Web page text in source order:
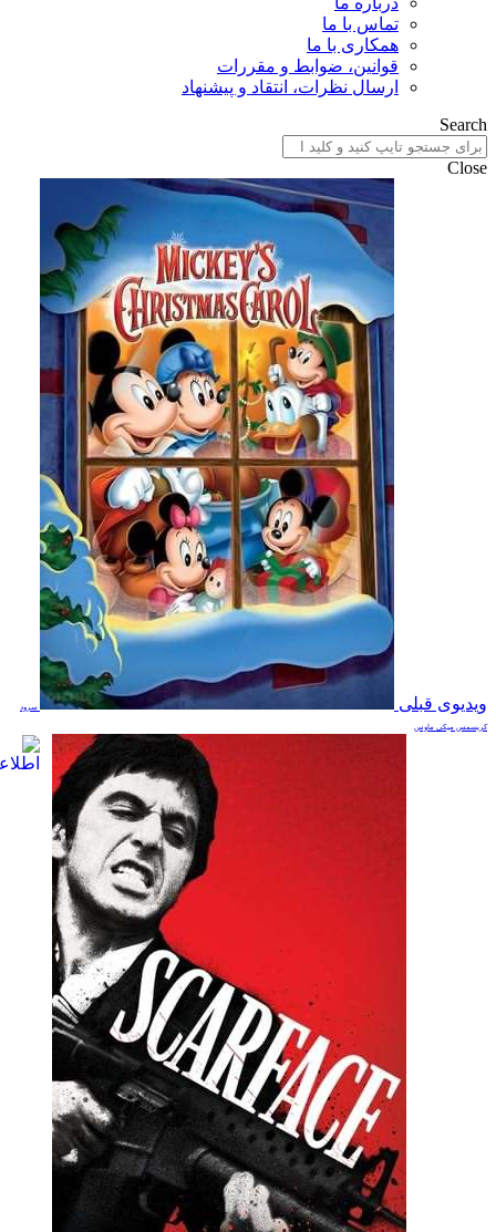
تماس با ما
همکاری با ما
قوانین، ضوابط و مقررات
ارسال نظرات، انتقاد و پیشنهاد
Search
Close
ویدیوی قبلی سرود
کریسمس میکی ماوس